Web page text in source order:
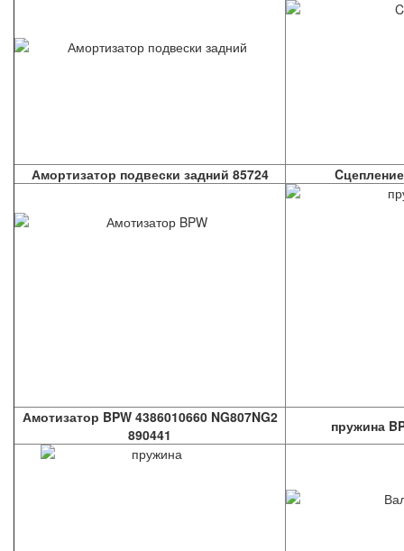
Амортизатор подвески задний 85724
Амотизатор BPW 4386010660 NG807NG2
890441
пружина